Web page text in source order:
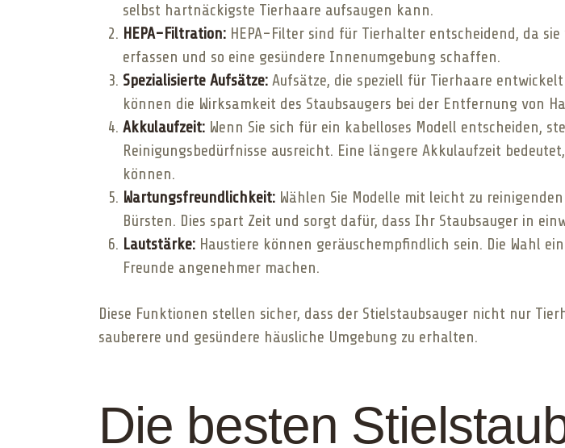
selbst hartnäckigste Tierhaare aufsaugen kann.
HEPA-Filtration: HEPA-Filter sind für Tierhalter entscheidend, da
erfassen und so eine gesündere Innenumgebung schaffen.
Spezialisierte Aufsätze: Aufsätze, die speziell für Tierhaare
können die Wirksamkeit des Staubsaugers bei der Entfernung von
Akkulaufzeit: Wenn Sie sich für ein kabelloses Modell entscheiden,
Reinigungsbedürfnisse ausreicht. Eine längere Akkulaufzeit
können.
Wartungsfreundlichkeit: Wählen Sie Modelle mit leicht zu
Bürsten. Dies spart Zeit und sorgt dafür, dass Ihr Staubsauger in
Lautstärke: Haustiere können geräuschempfindlich sein. Die Wahl
Freunde angenehmer machen.
Diese Funktionen stellen sicher, dass der Stielstaubsauger nicht nur
sauberere und gesündere häusliche Umgebung zu erhalten.
Die besten